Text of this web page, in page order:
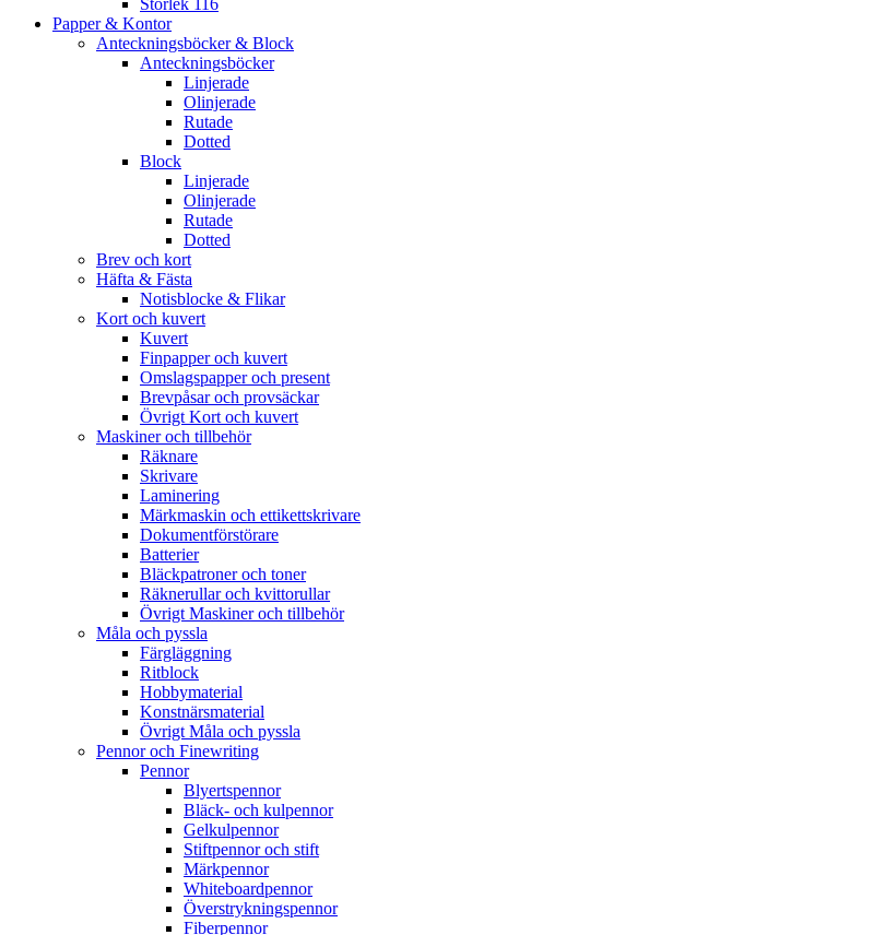
Papper & Kontor
Anteckningsböcker & Block
Anteckningsböcker
Linjerade
Olinjerade
Rutade
Dotted
Block
Linjerade
Olinjerade
Rutade
Dotted
Brev och kort
Häfta & Fästa
Notisblocke & Flikar
Kort och kuvert
Kuvert
Finpapper och kuvert
Omslagspapper och present
Brevpåsar och provsäckar
Övrigt Kort och kuvert
Maskiner och tillbehör
Räknare
Skrivare
Laminering
Märkmaskin och ettikettskrivare
Dokumentförstörare
Batterier
Bläckpatroner och toner
Räknerullar och kvittorullar
Övrigt Maskiner och tillbehör
Måla och pyssla
Färgläggning
Ritblock
Hobbymaterial
Konstnärsmaterial
Övrigt Måla och pyssla
Pennor och Finewriting
Pennor
Blyertspennor
Bläck- och kulpennor
Gelkulpennor
Stiftpennor och stift
Märkpennor
Whiteboardpennor
Överstrykningspennor
Fiberpennor